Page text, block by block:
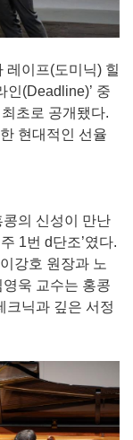
레이프(도미닉) 힐
인(Deadline)’ 중
초로 공개됐다.
현대적인 선율
의 신성이 만난
1번 d단조’였다.
강호 원장과 노
욱 교수는 홍콩
크닉과 깊은 서정